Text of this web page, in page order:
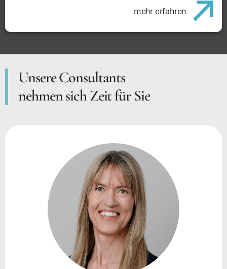
mehr erfahren
Unsere Consultants
nehmen sich Zeit für Sie